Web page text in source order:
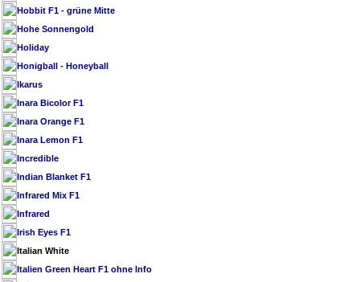
Hobbit F1 - grüne Mitte
Hohe Sonnengold
Holiday
Honigball - Honeyball
Ikarus
Inara Bicolor F1
Inara Orange F1
Inara Lemon F1
Incredible
Indian Blanket F1
Infrared Mix F1
Infrared
Irish Eyes F1
Italian White
Italien Green Heart F1 ohne Info